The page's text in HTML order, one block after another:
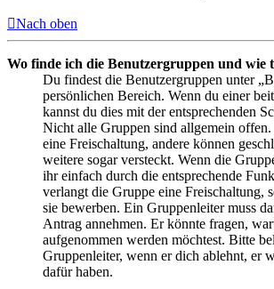
Nach oben
Wo finde ich die Benutzergruppen und wie
Du findest die Benutzergruppen unter
persönlichen Bereich. Wenn du einer
kannst du dies mit der entsprechenden
Nicht alle Gruppen sind allgemein
eine Freischaltung, andere können
weitere sogar versteckt. Wenn die
ihr einfach durch die entsprechende
verlangt die Gruppe eine Freischaltung,
sie bewerben. Ein Gruppenleiter muss
Antrag annehmen. Er könnte fragen,
aufgenommen werden möchtest. Bitte
Gruppenleiter, wenn er dich ablehnt, er
dafür haben.